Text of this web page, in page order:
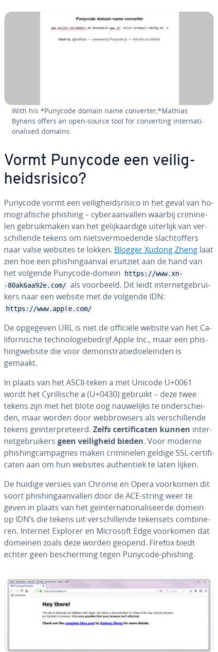
With his *Punycode domain name converter,*Mathias
Bynens offers an open-source tool for con­ver­ting in­ter­na­ti­
o­na­li­sed domains.
Vormt Punycode een vei­lig­
heids­ri­si­co?
Punycode vormt een vei­lig­heids­ri­si­co in het geval van ho­
mo­gra­fi­sche phishing – cy­ber­aan­val­len waarbij cri­mi­ne­
len ge­bruik­ma­ken van het ge­lijk­aar­di­ge uiterlijk van ver­
schil­len­de tekens om niets­ver­moe­den­de slacht­of­fers
naar valse websites te lokken. Blogger Xudong Zheng laat
zien hoe een phis­hing­aan­val eruitziet aan de hand van
het volgende Punycode-domein
https://www.xn-
-80ak6aa92e.com/ als voorbeeld. Dit leidt in­ter­net­ge­brui­
kers naar een website met de volgende IDN:
https://www.аррӏе.com/
De opgegeven URL is niet de officiële website van het Ca­
li­for­ni­sche tech­no­lo­gie­be­drijf Apple Inc., maar een phis­
hing­web­si­te die voor de­mon­stra­tie­doel­ein­den is
gemaakt.
In plaats van het ASCII-teken a met Unicode U+0061
wordt het Cy­ril­li­sche а (U+0430) gebruikt – deze twee
tekens zijn met het blote oog nau­we­lijks te on­der­schei­
den, maar worden door web­brow­sers als ver­schil­len­de
tekens ge­ïn­ter­pre­teerd. Zelfs cer­ti­fi­ca­ten kunnen in­ter­
net­ge­brui­kers geen vei­lig­heid bieden. Voor moderne
phis­hing­cam­pag­nes maken cri­mi­ne­len geldige SSL-cer­ti­fi­
ca­ten aan om hun websites au­then­tiek te laten lijken.
De huidige versies van Chrome en Opera voorkomen dit
soort phis­hing­aan­val­len door de ACE-string weer te
geven in plaats van het ge­ïn­ter­na­ti­o­na­li­seer­de domein
op IDN’s die tekens uit ver­schil­len­de tekensets com­bi­ne­
ren. Internet Explorer en Microsoft Edge voorkomen dat
domeinen zoals deze worden geopend. Firefox biedt
echter geen be­scher­ming tegen Punycode-phishing.